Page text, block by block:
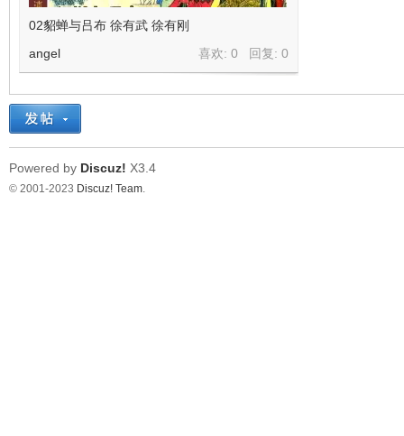
02貂蝉与吕布 徐有武 徐有刚
喜欢: 0 回复: 0
angel
Powered by Discuz! X3.4
© 2001-2023 Discuz! Team.